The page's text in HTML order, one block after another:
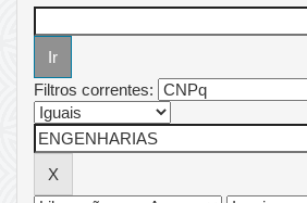
Filtros correntes: